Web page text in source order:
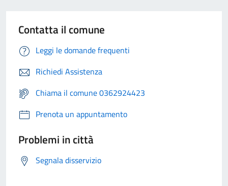
Contatta il comune
Leggi le domande frequenti
Richiedi Assistenza
Chiama il comune 0362924423
Prenota un appuntamento
Problemi in città
Segnala disservizio